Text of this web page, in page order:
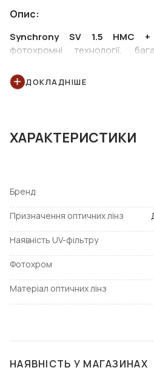
Опис:
Synchrony SV 1.5 HMC +
фотохромні технології,
залишковий рефлекс.
ДОКЛАДНІШЕ
ХАРАКТЕРИСТИКИ
Бренд
Призначення оптичних лінз
Наявність UV-фільтру
Фотохром
Матеріал оптичних лінз
НАЯВНІСТЬ У МАГАЗИНАХ